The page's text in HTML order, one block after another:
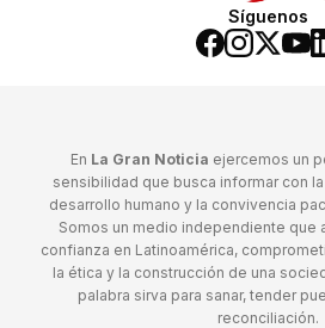
Síguenos
En La Gran Noticia ejercemos un
sensibilidad que busca informar con
desarrollo humano y la convivencia
Somos un medio independiente que
confianza en Latinoamérica,
la ética y la construcción de una
palabra sirva para sanar, tender
reconciliación.